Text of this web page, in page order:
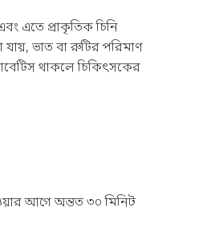
এতে প্রাকৃতিক চিনি
যায়, ভাত বা রুটির পরিমাণ
থাকলে চিকিৎসকের
আগে অন্তত ৩০ মিনিট